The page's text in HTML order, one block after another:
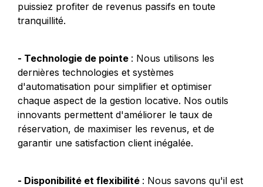
puissiez profiter de revenus passifs en toute
tranquillité.
- Technologie de pointe : Nous utilisons les
dernières technologies et systèmes
d'automatisation pour simplifier et optimiser
chaque aspect de la gestion locative. Nos outils
innovants permettent d'améliorer le taux de
réservation, de maximiser les revenus, et de
garantir une satisfaction client inégalée.
- Disponibilité et flexibilité : Nous savons qu'il est